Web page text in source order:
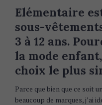
Elémentaire
sous-
3 à 12 ans.
la mode enfant,
choix le plus
Parce que bien que ce soit
beaucoup de marques, j’ai